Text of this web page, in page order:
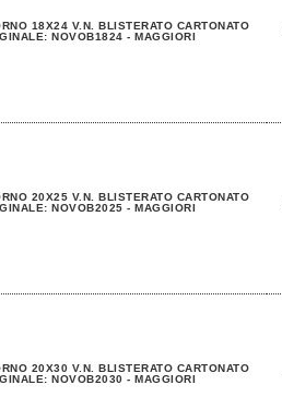
18X24 V.N. BLISTERATO CARTONATO
NOVOB1824 - MAGGIORI
20X25 V.N. BLISTERATO CARTONATO
NOVOB2025 - MAGGIORI
20X30 V.N. BLISTERATO CARTONATO
NOVOB2030 - MAGGIORI